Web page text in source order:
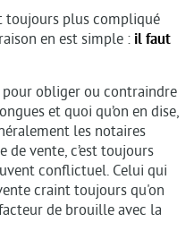
toujours plus compliqué
en est simple : il faut
pour obliger ou contraindre
et quoi qu’on en dise,
les notaires
de vente, c’est toujours
conflictuel. Celui qui
craint toujours qu'on
de brouille avec la